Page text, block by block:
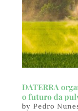
DATERRA
o futuro da
by Pedro